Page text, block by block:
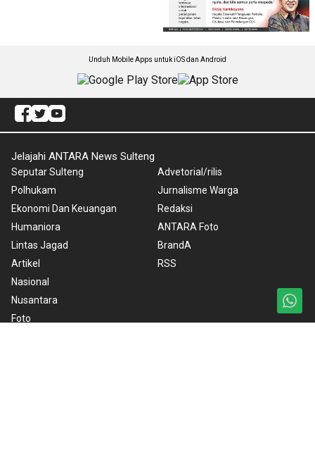
Unduh Mobile Apps untuk iOS dan Android
Jelajahi ANTARA News Sulteng
Seputar Sulteng
Polhukam
Ekonomi Dan Keuangan
Humaniora
Lintas Jagad
Artikel
Nasional
Nusantara
Foto
Advetorial/rilis
Jurnalisme Warga
Redaksi
ANTARA Foto
BrandA
RSS